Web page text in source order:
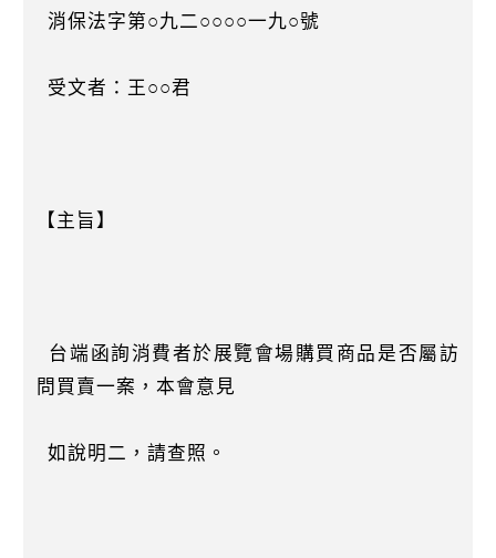
消保法字第○九二○○○○一九○號
受文者：王○○君
【主旨】
台端函詢消費者於展覽會場購買商品是否屬訪
問買賣一案，本會意見
如說明二，請查照。